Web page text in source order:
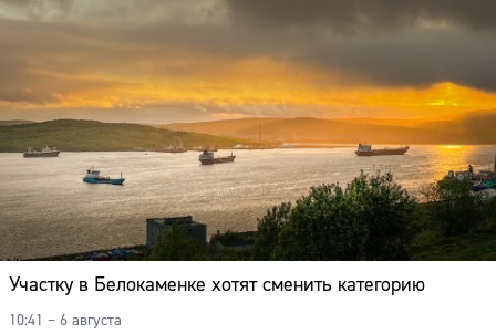
Участку в Белокаменке хотят сменить категорию
10:41 – 6 августа